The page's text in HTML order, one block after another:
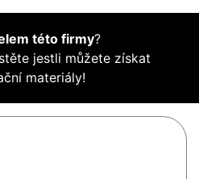
této firmy?
jestli můžete získat
materiály!